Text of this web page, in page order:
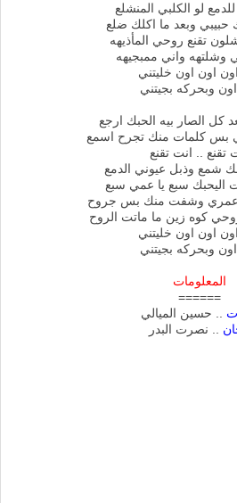
لو الكلبي المنشلع
وبعد ما اكلك ضلع
تقنع روحي المأذيهه
وشلتهه واني ممبجيهه
اون اون خليتني
وبحركه بجيتني
كل الصار بيه الحبك ارجع
بس كلمات منك تجرح اسمع
تقنع .. انت تقنع
شمع وذبل عيوني الدمع
اليحبك سبع يا عمي سبع
عمري وشفت منك بس جروح
كوه زين ما ماتت الروح
اون اون خليتني
وبحركه بجيتني
المعلومات
======
.. حسين الميالي
.. نصرت البدر